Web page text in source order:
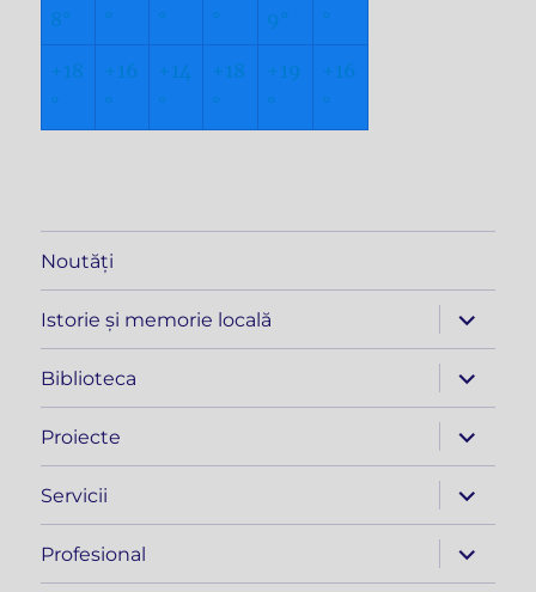
8°
°
°
°
9°
°
+18
°
+16
°
+14
°
+18
°
+19
°
+16
°
Noutăți
Istorie și memorie locală
extinde
meniul
copil
Biblioteca
extinde
meniul
copil
Proiecte
extinde
meniul
copil
Servicii
extinde
meniul
copil
Profesional
extinde
meniul
copil